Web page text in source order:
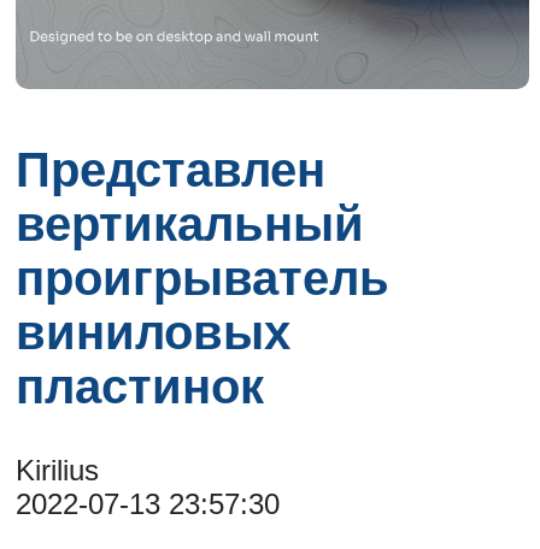
Представлен
вертикальный
проигрыватель
виниловых
пластинок
Kirilius
2022-07-13 23:57:30